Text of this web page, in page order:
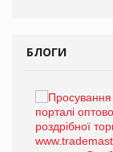
БЛОГИ